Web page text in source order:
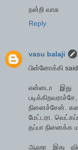
நன்றி வாசு
Reply
vasu balaji
பின்னோக்கி
என்னடா இது
நினைச்சேன்.
மேட்டரா.
தப்பா நினைக்க
ஆஹா இது